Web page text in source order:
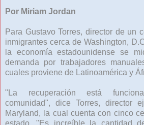
Por Miriam Jordan
Para Gustavo Torres, director de un
inmigrantes cerca de Washington,
la economía estadounidense se
demanda por trabajadores
cuales proviene de Latinoamérica y
"La recuperación está
comunidad", dice Torres, director
Maryland, la cual cuenta con cinco
estado. "Es increíble la cantidad